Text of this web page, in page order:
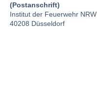
(Postanschrift)
Institut der Feuerwehr NRW
40208 Düsseldorf